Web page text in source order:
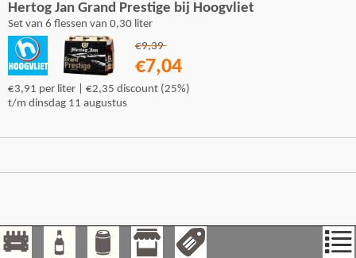
Hertog Jan Grand Prestige bij Hoogvliet
Set van 6 flessen van 0,30 liter
€9,39
€7,04
€3,91 per liter | €2,35 discount (25%)
t/m dinsdag 11 augustus